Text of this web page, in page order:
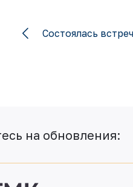
Состоялась
на обновления: